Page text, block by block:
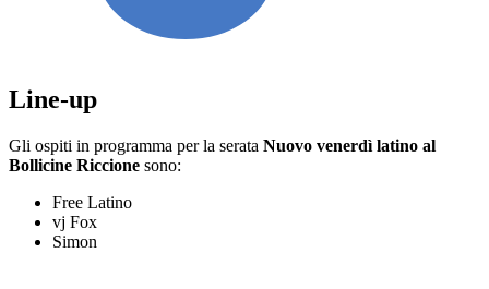
Line-up
Gli ospiti in programma per la serata Nuovo venerdì latino al
Bollicine Riccione sono:
Free Latino
vj Fox
Simon